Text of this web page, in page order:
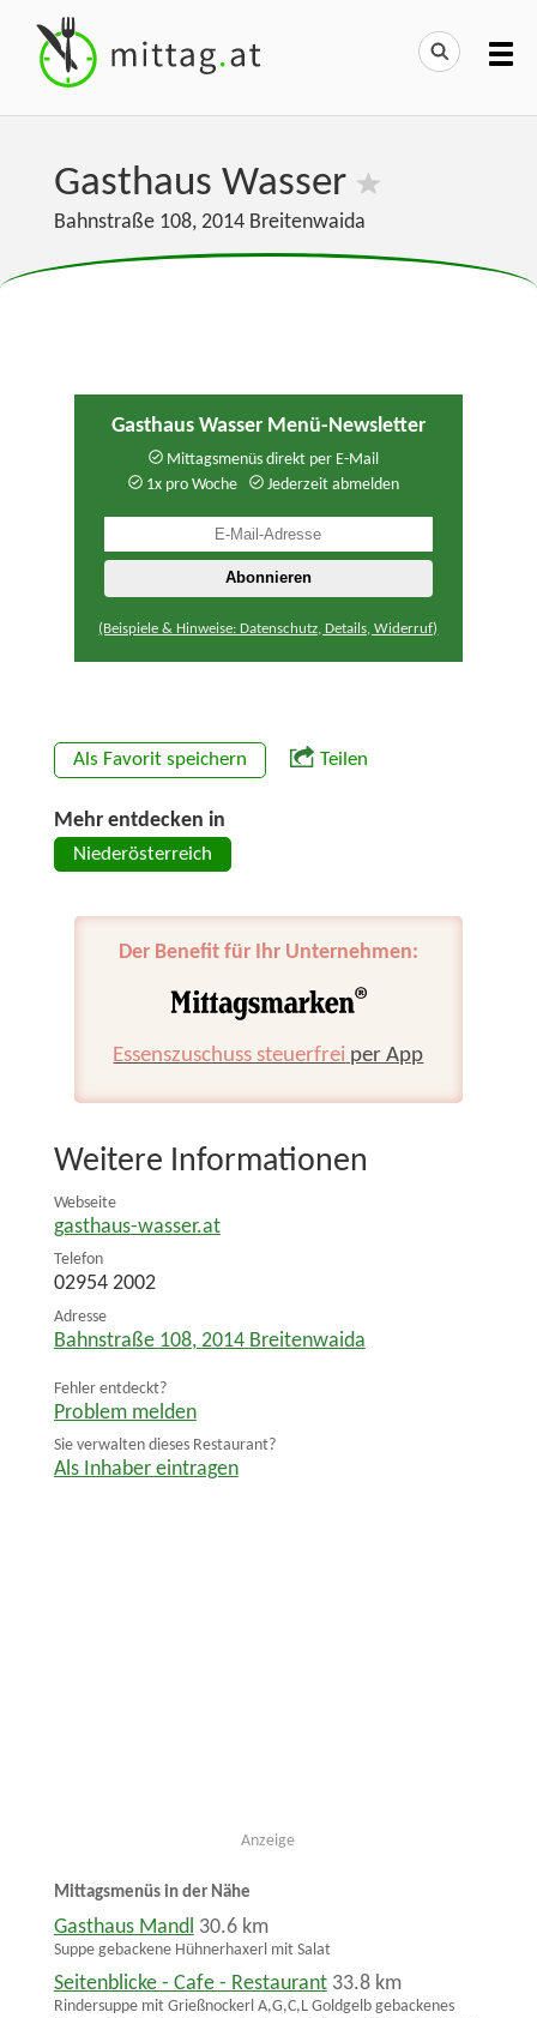
Gasthaus Wasser
Bahnstraße 108, 2014 Breitenwaida
Gasthaus Wasser Menü-Newsletter
Mittagsmenüs direkt per E-Mail
1x pro Woche
Jederzeit abmelden
(Beispiele & Hinweise: Datenschutz, Details, Widerruf)
Als Favorit speichern Teilen
Mehr entdecken in
Niederösterreich
Der Benefit für Ihr Unternehmen:
Essenszuschuss steuerfrei per App
Weitere Informationen
Webseite
gasthaus-wasser.at
Telefon
02954 2002
Adresse
Bahnstraße 108, 2014 Breitenwaida
Fehler entdeckt?
Problem melden
Sie verwalten dieses Restaurant?
Als Inhaber eintragen
Anzeige
Mittagsmenüs in der Nähe
Gasthaus Mandl 30.6 km
Suppe gebackene Hühnerhaxerl mit Salat
Seitenblicke - Cafe - Restaurant 33.8 km
Rindersuppe mit Grießnockerl A,G,C,L Goldgelb gebackenes